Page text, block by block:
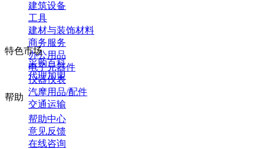
建筑设备
工具
建材与装饰材料
商务服务
办公用品
电子元器件
仪器仪表
汽摩用品/配件
交通运输
特色市场
采购百科
代理加盟
帮助
帮助中心
意见反馈
在线咨询